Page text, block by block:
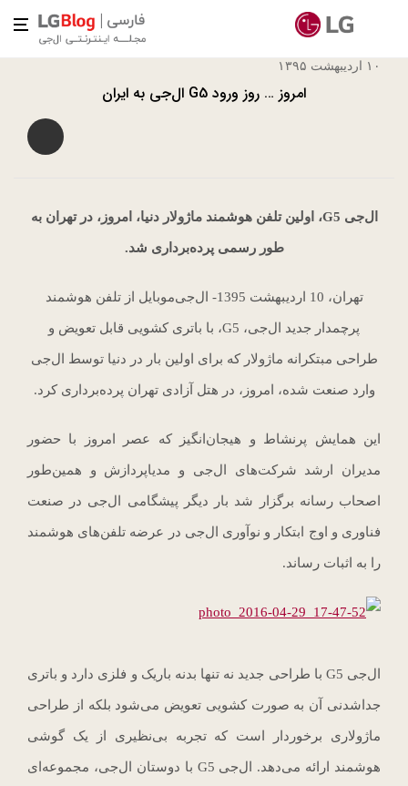
۱۰ اردیبهشت ۱۳۹۵
امروز … روز ورود G5 ال‌جی به ایران
ال‌جی G5، اولین تلفن هوشمند ماژولار دنیا، امروز، در تهران به
طور رسمی پرده‌برداری شد.
تهران، 10 اردیبهشت 1395- ال‌جی‌موبایل از تلفن هوشمند
پرچمدار جدید ال‌جی، G5، با باتری کشویی قابل تعویض و
طراحی مبتکرانه ماژولار که برای اولین بار در دنیا توسط ال‌جی
وارد صنعت شده، امروز، در هتل آزادی تهران پرده‌برداری کرد.
این همایش پرنشاط و هیجان‌انگیز که عصر امروز با حضور
مدیران ارشد شرکت‌های ال‌جی و مدیاپردازش و همین‌طور
اصحاب رسانه برگزار شد بار دیگر پیشگامی ال‌جی در صنعت
فناوری و اوج ابتکار و نوآوری ال‌جی در عرضه تلفن‌های هوشمند
را به اثبات رساند.
ال‌جی G5 با طراحی جدید نه تنها بدنه باریک و فلزی دارد و باتری
جداشدنی آن به صورت کشویی تعویض می‌شود بلکه از طراحی
ماژولاری برخوردار است که تجربه بی‌نظیری از یک گوشی
هوشمند ارائه می‌دهد. ال‌جی G5 با دوستان ال‌جی، مجموعه‌ای